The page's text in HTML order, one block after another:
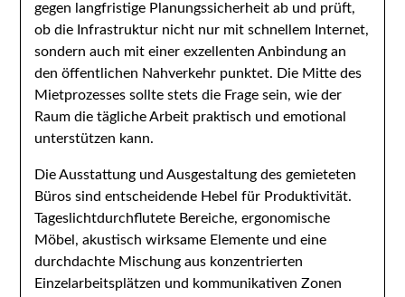
gegen langfristige Planungssicherheit ab und prüft,
ob die Infrastruktur nicht nur mit schnellem Internet,
sondern auch mit einer exzellenten Anbindung an
den öffentlichen Nahverkehr punktet. Die Mitte des
Mietprozesses sollte stets die Frage sein, wie der
Raum die tägliche Arbeit praktisch und emotional
unterstützen kann.
Die Ausstattung und Ausgestaltung des gemieteten
Büros sind entscheidende Hebel für Produktivität.
Tageslichtdurchflutete Bereiche, ergonomische
Möbel, akustisch wirksame Elemente und eine
durchdachte Mischung aus konzentrierten
Einzelarbeitsplätzen und kommunikativen Zonen